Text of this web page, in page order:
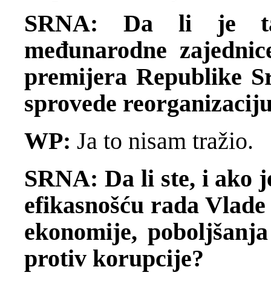
SRNA: Da li je
međunarodne
premijera Republike
sprovede
WP: Ja to nisam tražio.
SRNA: Da li ste, i ako
efikasnošću rada
ekonomije,
protiv korupcije?